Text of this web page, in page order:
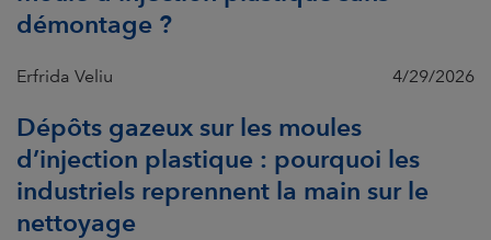
démontage ?
Erfrida Veliu 4/29/2026
Dépôts gazeux sur les moules
d’injection plastique : pourquoi les
industriels reprennent la main sur le
nettoyage